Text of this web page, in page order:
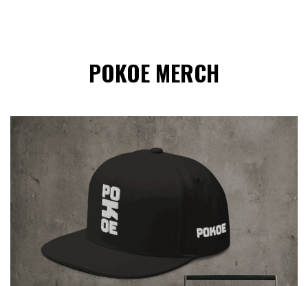
POKOE MERCH